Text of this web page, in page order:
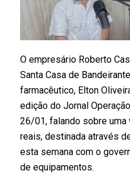
O empresário Roberto
Santa Casa de
farmacêutico, Elton
edição do Jornal
26/01, falando sobre uma
reais, destinada através
esta semana com o
de equipamentos.